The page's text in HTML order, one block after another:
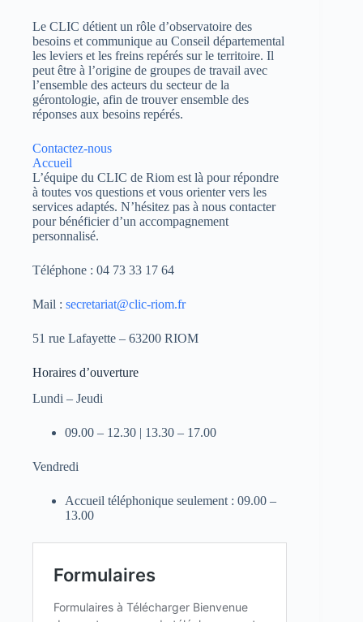
Le CLIC détient un rôle d’observatoire des
besoins et communique au Conseil départemental
les leviers et les freins repérés sur le territoire. Il
peut être à l’origine de groupes de travail avec
l’ensemble des acteurs du secteur de la
gérontologie, afin de trouver ensemble des
réponses aux besoins repérés.
Contactez-nous
Accueil
L’équipe du CLIC de Riom est là pour répondre
à toutes vos questions et vous orienter vers les
services adaptés. N’hésitez pas à nous contacter
pour bénéficier d’un accompagnement
personnalisé.
Téléphone : 04 73 33 17 64
Mail : secretariat@clic-riom.fr
51 rue Lafayette – 63200 RIOM
Horaires d’ouverture
Lundi – Jeudi
09.00 – 12.30 | 13.30 – 17.00
Vendredi
Accueil téléphonique seulement : 09.00 –
13.00